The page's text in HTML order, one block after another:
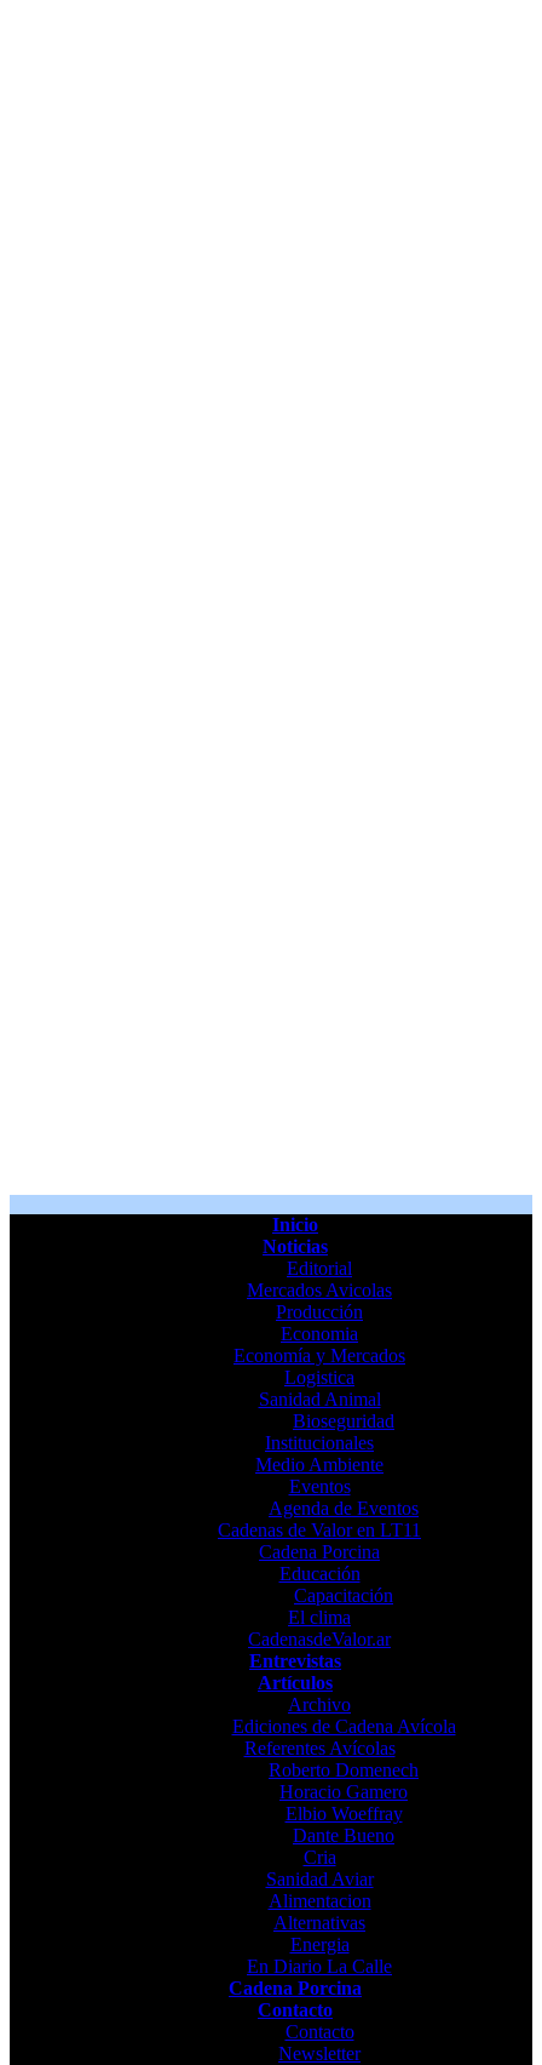
Inicio
Noticias
Editorial
Mercados Avicolas
Producción
Economia
Economía y Mercados
Logistica
Sanidad Animal
Bioseguridad
Institucionales
Medio Ambiente
Eventos
Agenda de Eventos
Cadenas de Valor en LT11
Cadena Porcina
Educación
Capacitación
El clima
CadenasdeValor.ar
Entrevistas
Artículos
Archivo
Ediciones de Cadena Avícola
Referentes Avícolas
Roberto Domenech
Horacio Gamero
Elbio Woeffray
Dante Bueno
Cria
Sanidad Aviar
Alimentacion
Alternativas
Energia
En Diario La Calle
Cadena Porcina
Contacto
Contacto
Newsletter